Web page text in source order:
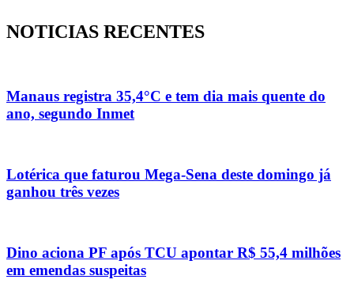
NOTICIAS RECENTES
Manaus registra 35,4°C e tem dia mais quente do
ano, segundo Inmet
Lotérica que faturou Mega-Sena deste domingo já
ganhou três vezes
Dino aciona PF após TCU apontar R$ 55,4 milhões
em emendas suspeitas